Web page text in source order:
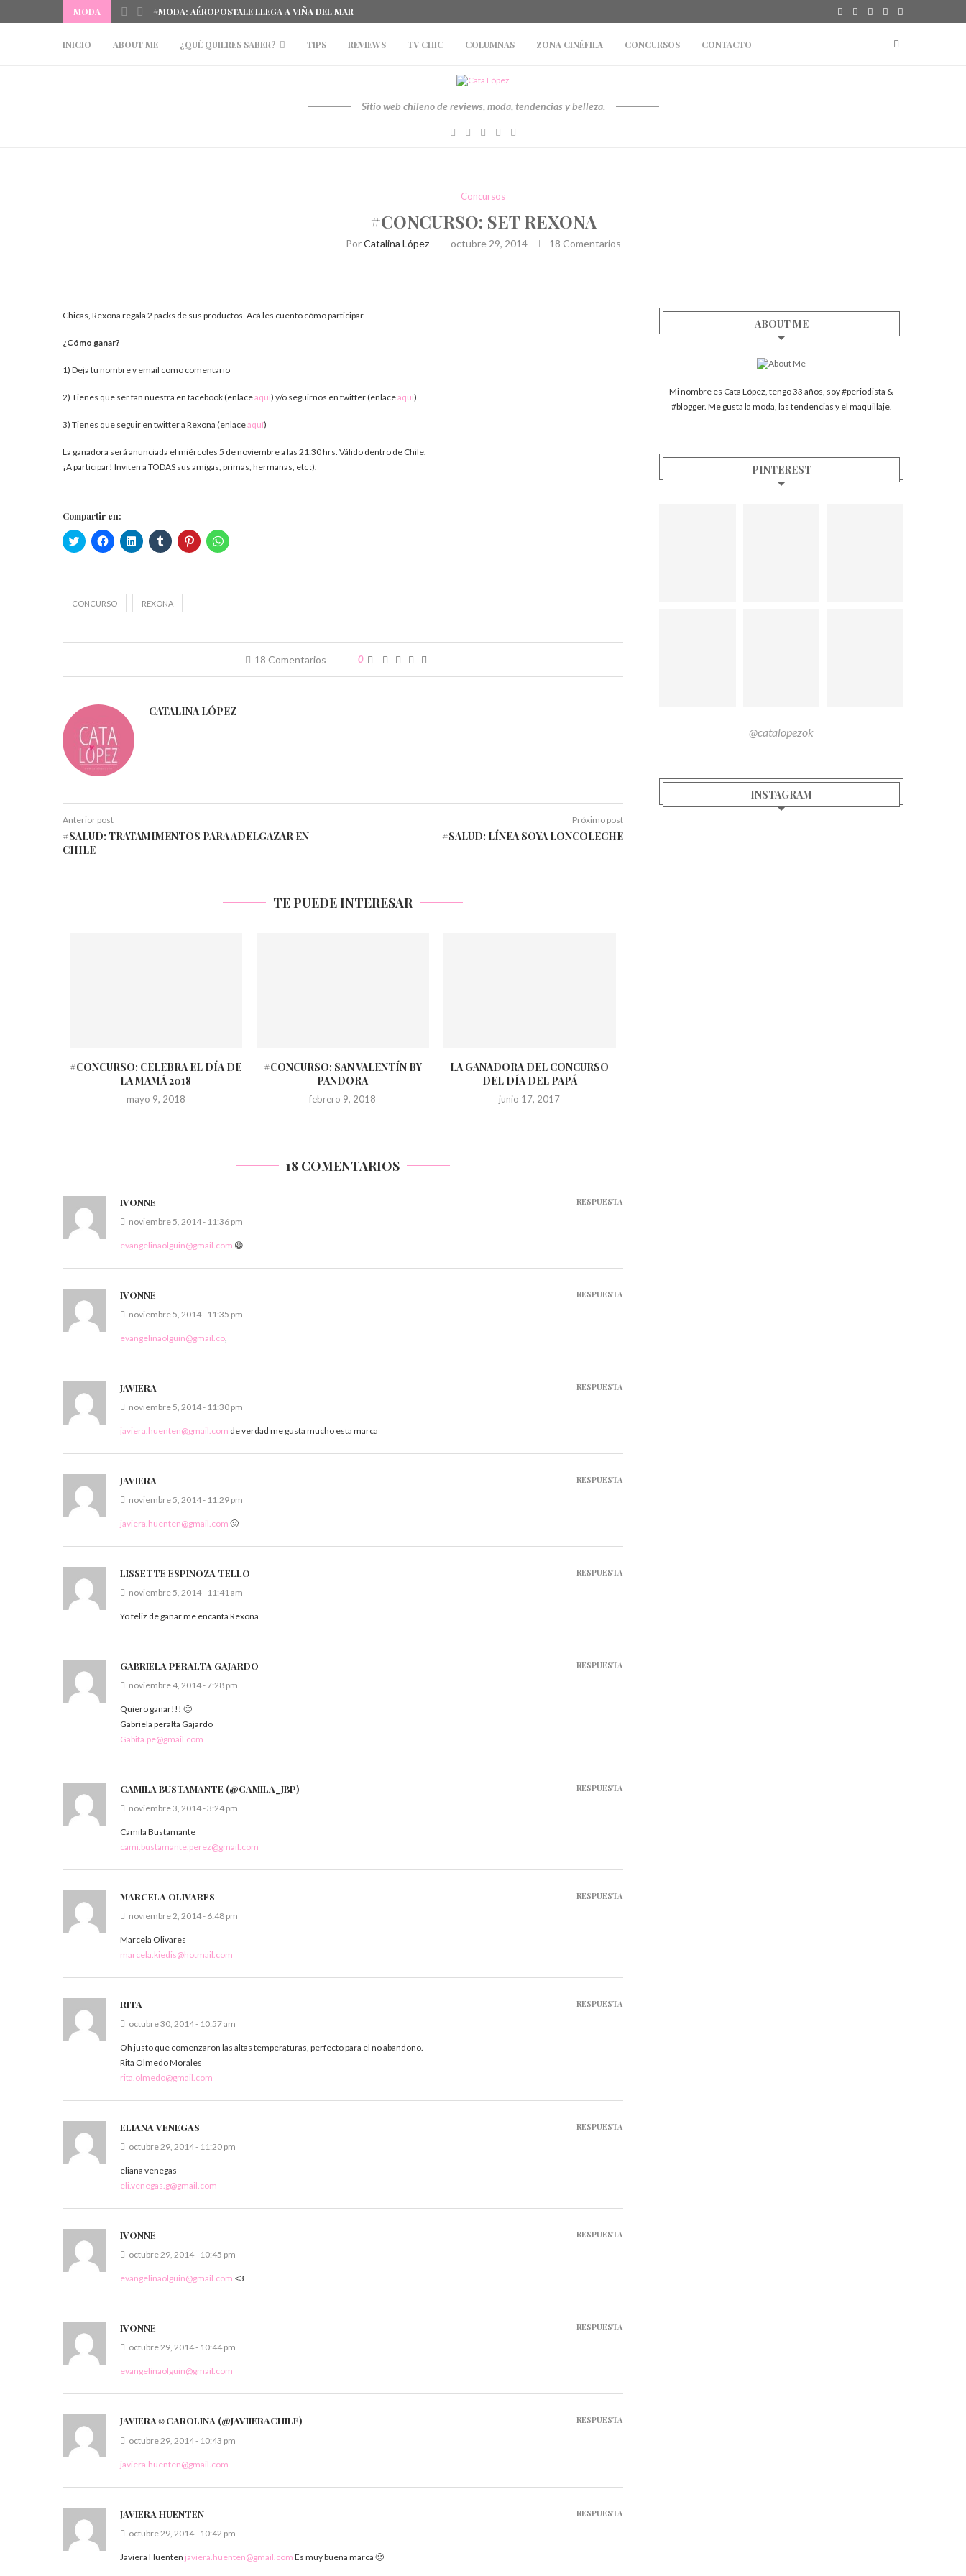
MODA #MODA: AÉROPOSTALE LLEGA A VIÑA DEL MAR
INICIO ABOUT ME ¿QUÉ QUIERES SABER? TIPS REVIEWS TV CHIC COLUMNAS ZONA CINÉFILA CONCURSOS CONTACTO
Sitio web chileno de reviews, moda, tendencias y belleza.
Concursos
#CONCURSO: SET REXONA
PorCatalina López octubre 29, 2014 18 Comentarios
Chicas, Rexona regala 2 packs de sus productos. Acá les cuento cómo participar.
¿Cómo ganar?
1) Deja tu nombre y email como comentario
2) Tienes que ser fan nuestra en facebook (enlaceaquí) y/o seguirnos en twitter (enlaceaquí)
3) Tienes que seguir en twitter a Rexona (enlaceaquí)
La ganadora será anunciada el miércoles 5 de noviembre a las 21:30 hrs. Válido dentro de Chile.
¡A participar! Inviten a TODAS sus amigas, primas, hermanas, etc :).
Compartir en:
Haz
clic
(Se
abre
en
nueva)
Haz
clic
(Se
abre
en
nueva)
Haz
clic
(Se
abre
en
nueva)
Haz
clic
(Se
abre
en
nueva)
Haz
clic
nueva)
Haz
clic
nueva)
CONCURSO REXONA
18 Comentarios 0
CATALINA LÓPEZ
Anterior post
#SALUD: TRATAMIMENTOS PARA ADELGAZAR EN
CHILE
Próximo post
#SALUD: LÍNEA SOYA LONCOLECHE
TE PUEDE INTERESAR
#CONCURSO: CELEBRA EL DÍA DE
LA MAMÁ 2018
mayo 9, 2018
#CONCURSO: SAN VALENTÍN BY
PANDORA
febrero 9, 2018
LA GANADORA DEL CONCURSO
DEL DÍA DEL PAPÁ
junio 17, 2017
18 COMENTARIOS
IVONNE
noviembre 5, 2014 - 11:36 pm
evangelinaolguin@gmail.com 😀
RESPUESTA
IVONNE
noviembre 5, 2014 - 11:35 pm
evangelinaolguin@gmail.co
RESPUESTA
JAVIERA
noviembre 5, 2014 - 11:30 pm
javiera.huenten@gmail.com de verdad me gusta mucho esta marca
RESPUESTA
JAVIERA
noviembre 5, 2014 - 11:29 pm
javiera.huenten@gmail.com 🙂
RESPUESTA
LISSETTE ESPINOZA TELLO
noviembre 5, 2014 - 11:41 am
Yo feliz de ganar me encanta Rexona
RESPUESTA
GABRIELA PERALTA GAJARDO
noviembre 4, 2014 - 7:28 pm
Quiero ganar!!! 🙂
Gabriela peralta Gajardo
Gabita.pe@gmail.com
RESPUESTA
CAMILA BUSTAMANTE (@CAMILA_JBP)
noviembre 3, 2014 - 3:24 pm
Camila Bustamante
cami.bustamante.perez@gmail.com
RESPUESTA
MARCELA OLIVARES
noviembre 2, 2014 - 6:48 pm
Marcela Olivares
marcela.kiedis@hotmail.com
RESPUESTA
RITA
octubre 30, 2014 - 10:57 am
Oh justo que comenzaron las altas temperaturas, perfecto para el no abandono.
Rita Olmedo Morales
rita.olmedo@gmail.com
RESPUESTA
ELIANA VENEGAS
octubre 29, 2014 - 11:20 pm
eliana venegas
eli.venegas.g@gmail.com
RESPUESTA
IVONNE
octubre 29, 2014 - 10:45 pm
evangelinaolguin@gmail.com <3
RESPUESTA
IVONNE
octubre 29, 2014 - 10:44 pm
evangelinaolguin@gmail.com
RESPUESTA
JAVIERA☺CAROLINA (@JAVIIERACHILE)
octubre 29, 2014 - 10:43 pm
javiera.huenten@gmail.com
RESPUESTA
JAVIERA HUENTEN
octubre 29, 2014 - 10:42 pm
Javiera Huenten javiera.huenten@gmail.com Es muy buena marca 🙂
RESPUESTA
ABOUT ME
Mi nombre es Cata López, tengo 33 años, soy #periodista &
#blogger. Me gusta la moda, las tendencias y el maquillaje.
PINTEREST
@catalopezok
INSTAGRAM